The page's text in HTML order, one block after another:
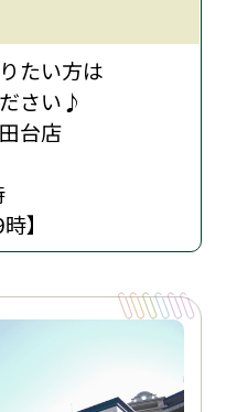
たい方は
さい♪
台店
】